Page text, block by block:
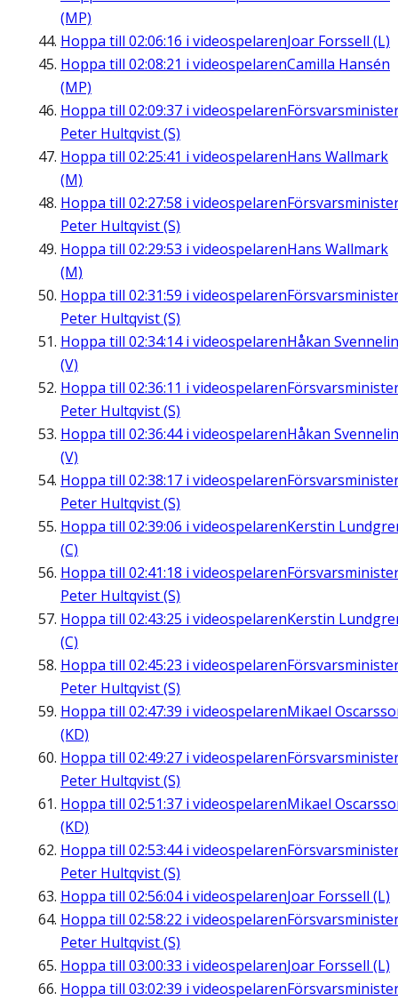
(MP)
Hoppa till 02:06:16 i videospelarenJoar Forssell (L)
Hoppa till 02:08:21 i videospelarenCamilla Hansén
(MP)
Hoppa till 02:09:37 i videospelaren
Peter Hultqvist (S)
Hoppa till 02:25:41 i videospelarenHans Wallmark
(M)
Hoppa till 02:27:58 i videospelaren
Peter Hultqvist (S)
Hoppa till 02:29:53 i videospelarenHans Wallmark
(M)
Hoppa till 02:31:59 i videospelaren
Peter Hultqvist (S)
Hoppa till 02:34:14i videospelarenHåkan
(V)
Hoppa till 02:36:11 i videospelaren
Peter Hultqvist (S)
Hoppa till 02:36:44i videospelarenHåkan
(V)
Hoppa till 02:38:17 i videospelaren
Peter Hultqvist (S)
Hoppa till 02:39:06 i videospelarenKerstin
(C)
Hoppa till 02:41:18 i videospelaren
Peter Hultqvist (S)
Hoppa till 02:43:25 i videospelarenKerstin
(C)
Hoppa till 02:45:23 i videospelaren
Peter Hultqvist (S)
Hoppa till 02:47:39 i videospelarenMikael
(KD)
Hoppa till 02:49:27 i videospelaren
Peter Hultqvist (S)
Hoppa till 02:51:37 i videospelarenMikael
(KD)
Hoppa till 02:53:44i videospelaren
Peter Hultqvist (S)
Hoppa till 02:56:04i videospelarenJoar Forssell (L)
Hoppa till 02:58:22 i videospelaren
Peter Hultqvist (S)
Hoppa till 03:00:33 i videospelarenJoar Forssell (L)
Hoppa till 03:02:39 i videospelaren